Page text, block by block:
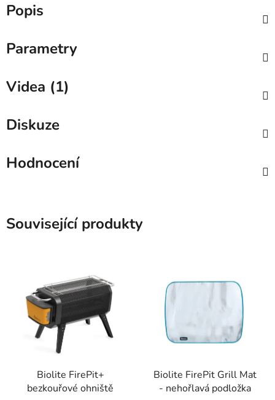
Popis
Parametry
Videa (1)
Diskuze
Hodnocení
Související produkty
Biolite FirePit+
bezkouřové ohniště
Biolite FirePit Grill Mat
- nehořlavá podložka